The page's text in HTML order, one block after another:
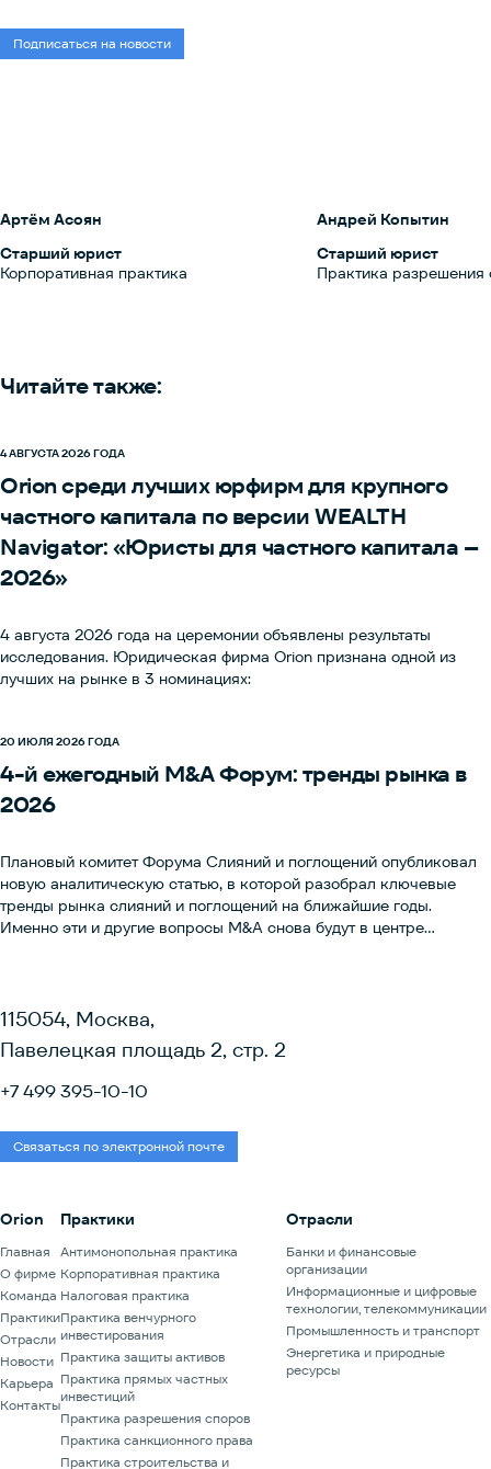
Подписаться на новости
Артём Асоян
Старший юрист
Корпоративная практика
Андрей Копытин
Старший юрист
Практика разрешения
Читайте также:
4 АВГУСТА 2026 ГОДА
Orion среди лучших юрфирм для крупного
частного капитала по версии WEALTH
Navigator:«Юристы для частного капитала –
2026»
4 августа 2026 года на церемонии объявлены результаты
исследования. Юридическая фирма Orion признана одной из
лучших на рынке в 3 номинациях:
20 ИЮЛЯ 2026 ГОДА
4-й ежегодный M&A Форум: тренды рынка в
2026
Плановый комитет Форума Слияний и поглощений опубликовал
новую аналитическую статью, в которой разобрал ключевые
тренды рынка слияний и поглощений на ближайшие годы.
Именно эти и другие вопросы M&A снова будут в центре
слияниям и поглощениям, лидеров юридической и бизнес-
организуемой IBA.Регистрация и программа уже доступны по
ссылке.Форум организован Плановым комитетом, состоящим из
партнеров ведущих юридических фирм в области слияний и
Legal и ККМП. Мероприятие проходит при организационной
поддержке Маркетингового комитета Форума.
115054, Москва,
Павелецкая площадь 2, стр. 2
+7 499 395-10-10
Связаться по электронной почте
Orion
Главная
О фирме
Команда
Практики
Отрасли
Новости
Карьера
Контакты
Практики
Антимонопольная практика
Корпоративная практика
Налоговая практика
Практика венчурного
инвестирования
Практика защиты активов
Практика прямых частных
инвестиций
Практика разрешения споров
Практика санкционного права
Практика строительства и
Отрасли
Банки и финансовые
организации
Информационные и цифровые
технологии, телекоммуникации
Промышленность и транспорт
Энергетика и природные
ресурсы